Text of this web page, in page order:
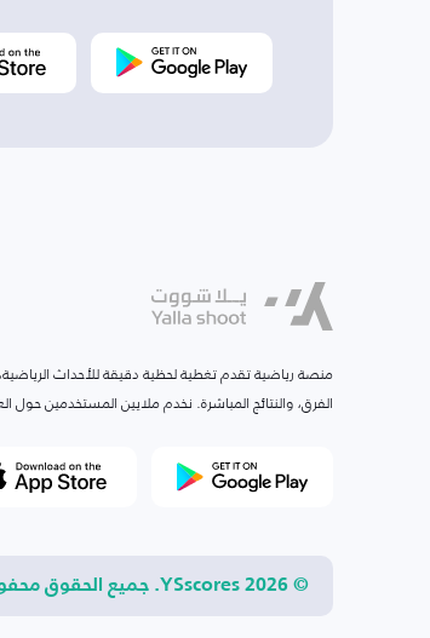
منصة رياضية تقدم تغطية لحظية دقيقة للأحداث
الفرق، والنتائج المباشرة. نخدم ملايين المستخدمين حول
© 2026 YSscores. جميع الحقوق محفوظة.